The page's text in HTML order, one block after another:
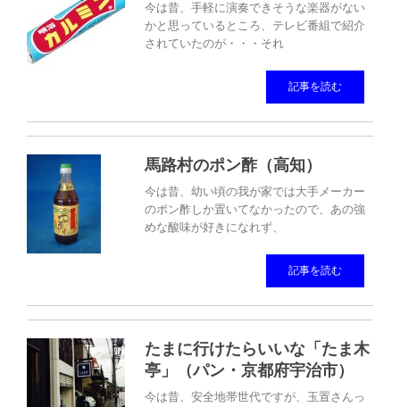
今は昔、手軽に演奏できそうな楽器がない
かと思っているところ、テレビ番組で紹介
されていたのが・・・それ
記事を読む
馬路村のポン酢（高知）
今は昔、幼い頃の我が家では大手メーカー
のポン酢しか置いてなかったので、あの強
めな酸味が好きになれず、
記事を読む
たまに行けたらいいな「たま木
亭」（パン・京都府宇治市）
今は昔、安全地帯世代ですが、玉置さんっ